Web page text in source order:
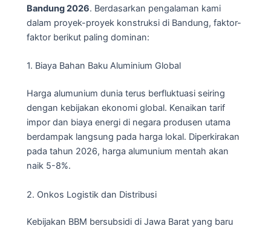
Bandung 2026. Berdasarkan pengalaman kami
dalam proyek-proyek konstruksi di Bandung, faktor-
faktor berikut paling dominan:
1. Biaya Bahan Baku Aluminium Global
Harga alumunium dunia terus berfluktuasi seiring
dengan kebijakan ekonomi global. Kenaikan tarif
impor dan biaya energi di negara produsen utama
berdampak langsung pada harga lokal. Diperkirakan
pada tahun 2026, harga alumunium mentah akan
naik 5-8%.
2. Onkos Logistik dan Distribusi
Kebijakan BBM bersubsidi di Jawa Barat yang baru